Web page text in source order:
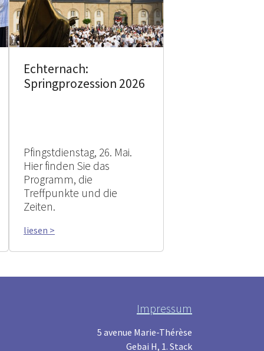
Echternach:
Springprozession 2026
Pfingstdienstag, 26. Mai.
Hier finden Sie das
Programm, die
Treffpunkte und die
Zeiten.
liesen >
Impressum
5 avenue Marie-Thérèse
Gebai H, 1. Stack